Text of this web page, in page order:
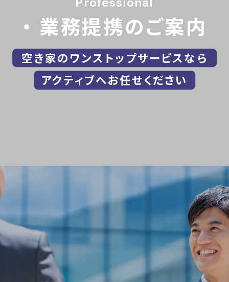
業務提携のご案内
空き家のワンストップサービスなら
アクティブへお任せください